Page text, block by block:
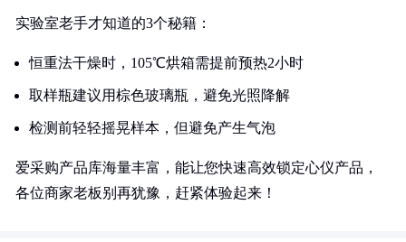
实验室老手才知道的3个秘籍：
恒重法干燥时，105℃烘箱需提前预热2小时
取样瓶建议用棕色玻璃瓶，避免光照降解
检测前轻轻摇晃样本，但避免产生气泡
爱采购产品库海量丰富，能让您快速高效锁定心仪产品，
各位商家老板别再犹豫，赶紧体验起来！